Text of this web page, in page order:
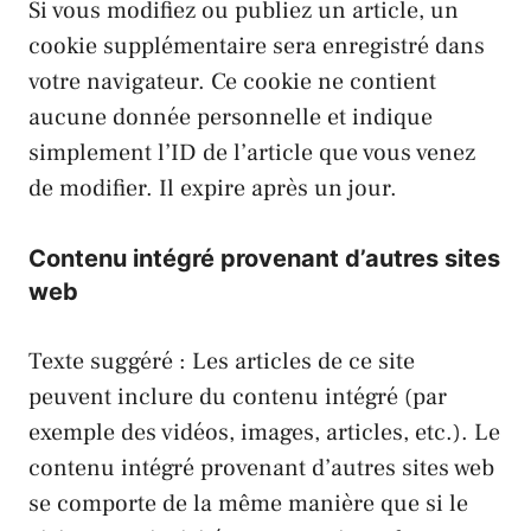
Si vous modifiez ou publiez un article, un
cookie supplémentaire sera enregistré dans
votre navigateur. Ce cookie ne contient
aucune donnée personnelle et indique
simplement l’ID de l’article que vous venez
de modifier. Il expire après un jour.
Contenu intégré provenant d’autres sites
web
Texte suggéré : Les articles de ce site
peuvent inclure du contenu intégré (par
exemple des vidéos, images, articles, etc.). Le
contenu intégré provenant d’autres sites web
se comporte de la même manière que si le